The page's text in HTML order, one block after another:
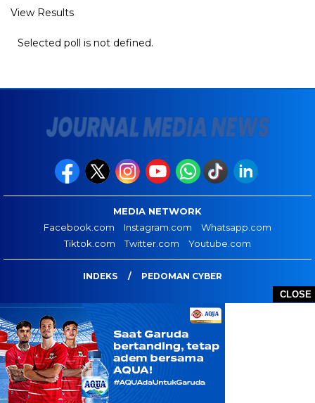
CLOSE
View Results
Selected poll is not defined.
MEDIA NETWORK
Facebook.com
Instagram.com
Whatsapp.com
Tiktok.com
Twitter.com Youtube.com
INDEKS PEDOMAN CYBER
JOURNAL MEDIA NEWS